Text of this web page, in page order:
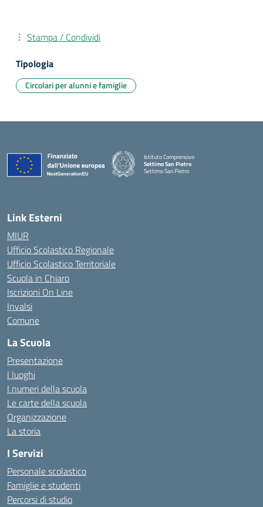
Stampa / Condividi
Tipologia
Circolari per alunni e famiglie
Istituto Comprensivo
Settimo San Pietro
Settimo San Pietro
Link Esterni
MIUR
Ufficio Scolastico Regionale
Ufficio Scolastico Territoriale
Scuola in Chiaro
Iscrizioni On Line
Invalsi
Comune
La Scuola
Presentazione
I luoghi
I numeri della scuola
Le carte della scuola
Organizzazione
La storia
I Servizi
Personale scolastico
Famiglie e studenti
Percorsi di studio